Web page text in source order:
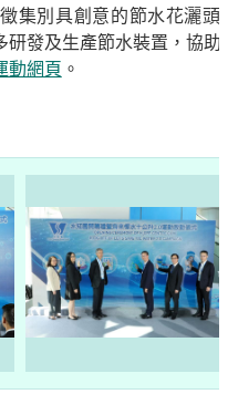
集別具創意的節水花灑頭
研發及生產節水裝置，協助
動網頁 。